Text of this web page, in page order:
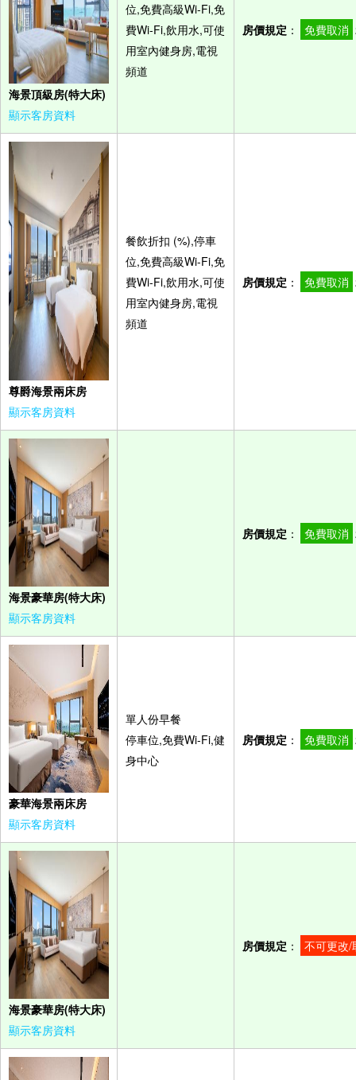
海景頂級房(特大床)
顯示客房資料
位,免費高級Wi-Fi,免
費Wi-Fi,飲用水,可使
用室內健身房,電視
頻道
房價規定 ： 免費取消
尊爵海景兩床房
顯示客房資料
餐飲折扣 (%),停車
位,免費高級Wi-Fi,免
費Wi-Fi,飲用水,可使
用室內健身房,電視
頻道
房價規定 ： 免費取消
海景豪華房(特大床)
顯示客房資料
房價規定 ： 免費取消
豪華海景兩床房
顯示客房資料
單人份早餐
停車位,免費Wi-Fi,健
身中心
房價規定 ： 免費取消
海景豪華房(特大床)
顯示客房資料
房價規定 ： 不可更改/